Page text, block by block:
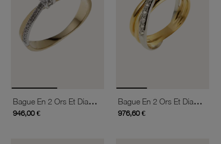
Bague En 2 Ors Et Diamants
946,00 €
Bague En 2 Ors Et Diamants
976,60 €